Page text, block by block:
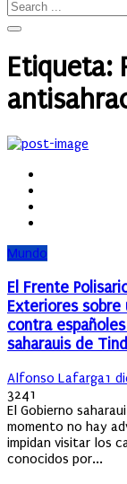
Etiqueta:
Mundo
El Frente
Exteriores
contra
saharauis de
Author
Alfonso Lafarga1
3241
El Gobierno
momento no hay
impidan visitar los
conocidos por...